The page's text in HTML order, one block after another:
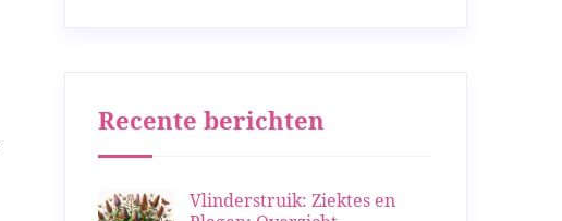
Recente berichten
Vlinderstruik: Ziektes en